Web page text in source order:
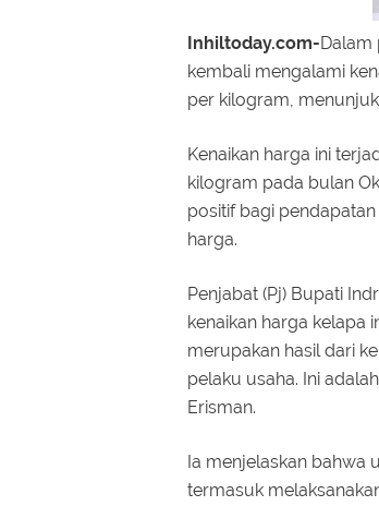
Inhiltoday.com-Dalam
kembali mengalami
per kilogram,
Kenaikan harga ini
kilogram pada bulan
positif bagi
harga.
Penjabat (Pj) Bupati
kenaikan harga kelapa
merupakan hasil dari
pelaku usaha. Ini
Erisman.
Ia menjelaskan bahwa
termasuk